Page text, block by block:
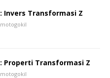
Invers Transformasi Z
motogokil
Properti Transformasi Z
motogokil